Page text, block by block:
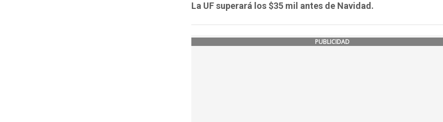
La UF superará los $35 mil antes de Navidad.
PUBLICIDAD